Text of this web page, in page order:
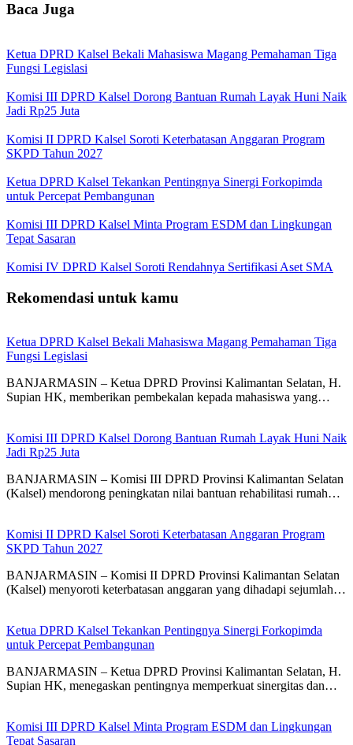
Baca Juga
Ketua DPRD Kalsel Bekali Mahasiswa Magang Pemahaman Tiga
Fungsi Legislasi
Komisi III DPRD Kalsel Dorong Bantuan Rumah Layak Huni Naik
Jadi Rp25 Juta
Komisi II DPRD Kalsel Soroti Keterbatasan Anggaran Program
SKPD Tahun 2027
Ketua DPRD Kalsel Tekankan Pentingnya Sinergi Forkopimda
untuk Percepat Pembangunan
Komisi III DPRD Kalsel Minta Program ESDM dan Lingkungan
Tepat Sasaran
Komisi IV DPRD Kalsel Soroti Rendahnya Sertifikasi Aset SMA
Rekomendasi untuk kamu
Ketua DPRD Kalsel Bekali Mahasiswa Magang Pemahaman Tiga
Fungsi Legislasi
BANJARMASIN – Ketua DPRD Provinsi Kalimantan Selatan, H.
Supian HK, memberikan pembekalan kepada mahasiswa yang…
Komisi III DPRD Kalsel Dorong Bantuan Rumah Layak Huni Naik
Jadi Rp25 Juta
BANJARMASIN – Komisi III DPRD Provinsi Kalimantan Selatan
(Kalsel) mendorong peningkatan nilai bantuan rehabilitasi rumah…
Komisi II DPRD Kalsel Soroti Keterbatasan Anggaran Program
SKPD Tahun 2027
BANJARMASIN – Komisi II DPRD Provinsi Kalimantan Selatan
(Kalsel) menyoroti keterbatasan anggaran yang dihadapi sejumlah…
Ketua DPRD Kalsel Tekankan Pentingnya Sinergi Forkopimda
untuk Percepat Pembangunan
BANJARMASIN – Ketua DPRD Provinsi Kalimantan Selatan, H.
Supian HK, menegaskan pentingnya memperkuat sinergitas dan…
Komisi III DPRD Kalsel Minta Program ESDM dan Lingkungan
Tepat Sasaran